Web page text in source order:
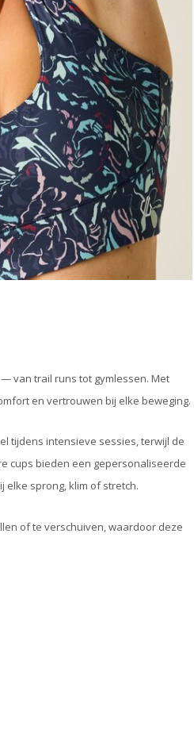
van trail runs tot gymlessen. Met
en vertrouwen bij elke beweging.
tijdens intensieve sessies, terwijl de
cups bieden een gepersonaliseerde
elke sprong, klim of stretch.
of te verschuiven, waardoor deze